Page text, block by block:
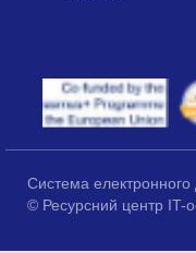
Система електронного
© Ресурсний центр IT-